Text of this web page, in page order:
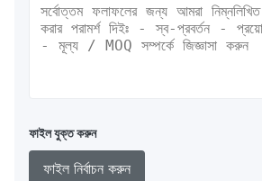
ফাইল যুক্ত করুন
ফাইল নির্বাচন করুন